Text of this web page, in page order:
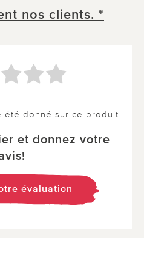
nos clients. *
été donné sur ce produit.
et donnez votre
évaluation